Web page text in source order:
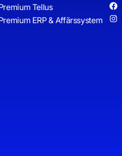
Tellus
ERP & Affärssystem